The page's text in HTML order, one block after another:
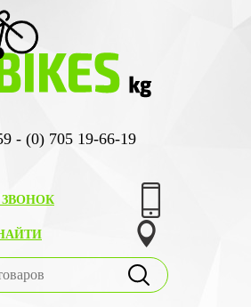
- (0) 705 19-66-19
ЗВОНОК